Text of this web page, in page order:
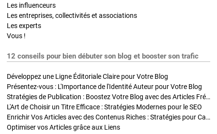
Les influenceurs
Les entreprises, collectivités et associations
Les experts
Vous !
12 conseils pour bien débuter son blog et booster son trafic
Développez une Ligne Éditoriale Claire pour Votre Blog
Présentez-vous : L'Importance de l'Identité Auteur pour Votre Blog
Stratégies de Publication : Boostez Votre Blog avec des Articles Fréquents et Exclusifs
L'Art de Choisir un Titre Efficace : Stratégies Modernes pour le SEO
Enrichir Vos Articles avec des Contenus Riches : Stratégies pour Captiver et Optimiser
Optimiser vos Articles grâce aux Liens